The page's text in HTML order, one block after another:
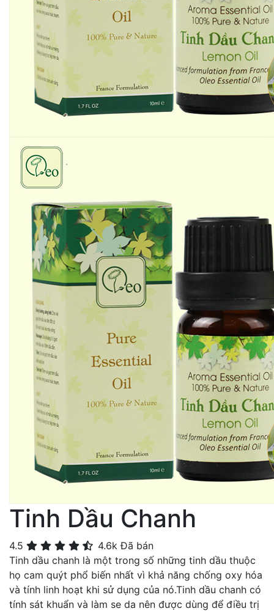
Tinh Dầu Chanh
4.5 4.6kĐã bán
Tinh dầu chanh là một trong số những tinh dầu thuộc
họ cam quýt phổ biến nhất vì khả năng chống oxy hóa
và tính linh hoạt khi sử dụng của nó.Tinh dầu chanh có
tính sát khuẩn và làm se da nên được dùng để điều trị